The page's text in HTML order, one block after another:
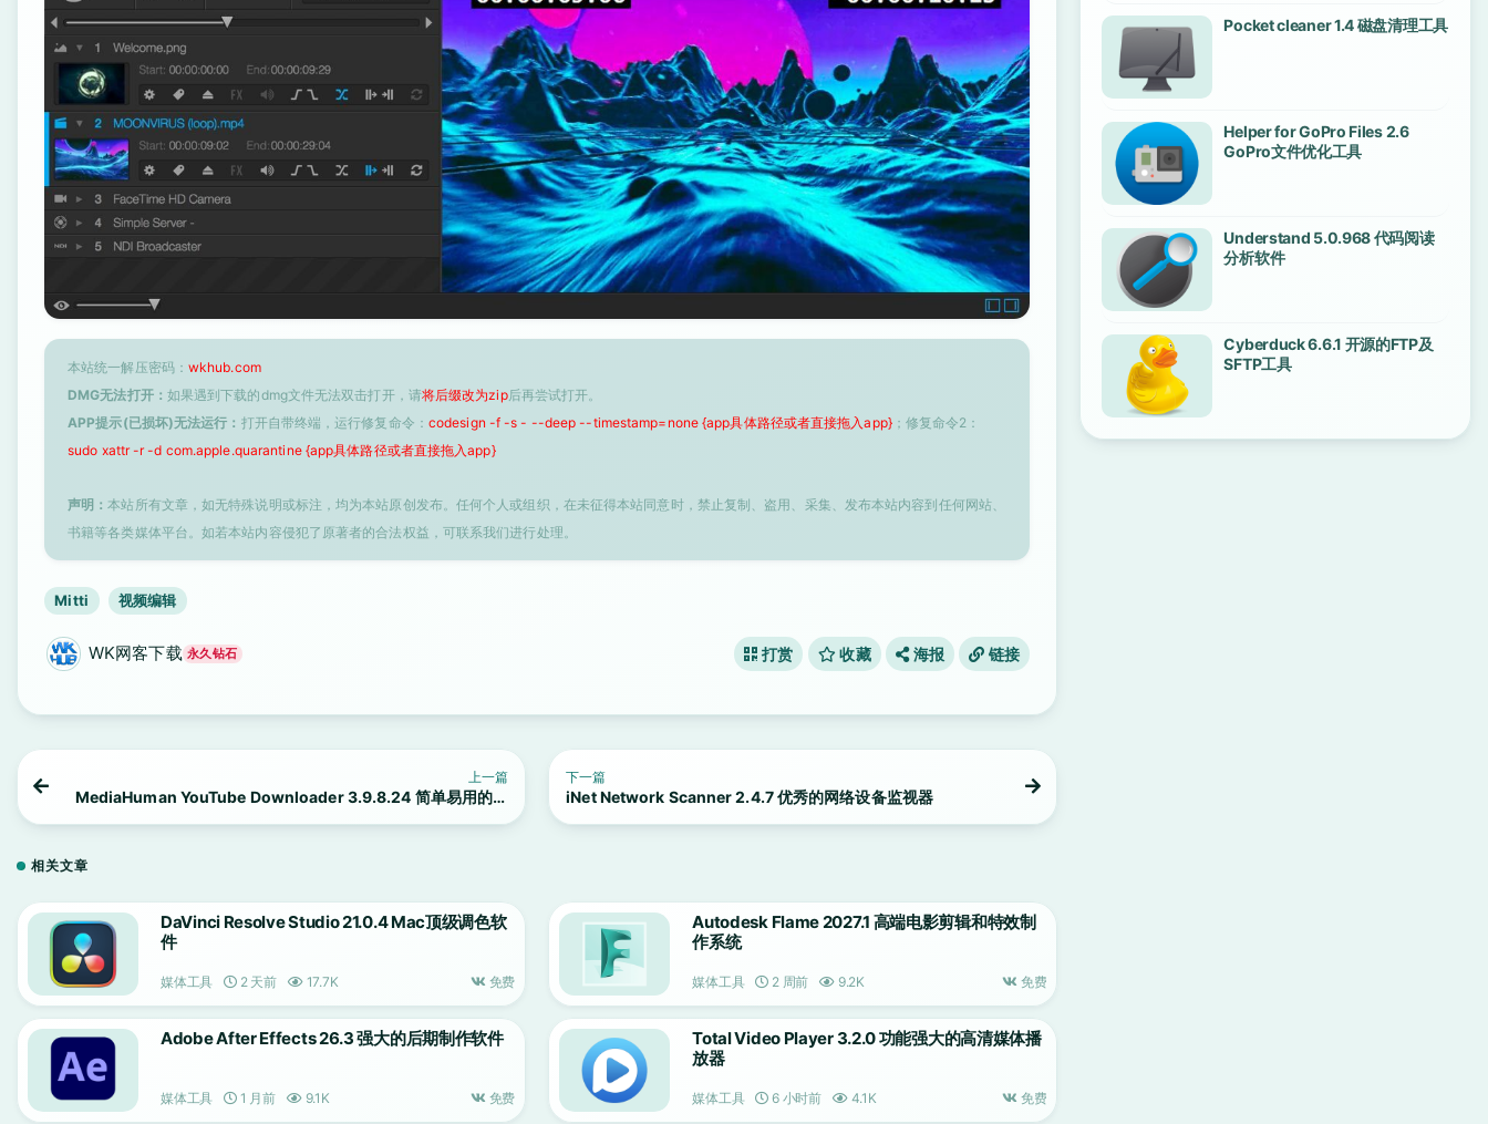
本站统一解压密码： wkhub.com
DMG无法打开： 如果遇到下载的dmg文件无法双击打开，请将后缀改为zip后再尝试打开。
APP提示(已损坏)无法运行： 打开自带终端，运行修复命令： codesign -f -s - --deep --timestamp=none {app具体路径或者直接拖入app}；修复命令2：
sudo xattr -r -d com.apple.quarantine {app具体路径或者直接拖入app}
声明：本站所有文章，如无特殊说明或标注，均为本站原创发布。任何个人或组织，在未征得本站同意时，禁止复制、盗用、采集、发布本站内容到任何网站、
书籍等各类媒体平台。如若本站内容侵犯了原著者的合法权益，可联系我们进行处理。
Mitti 视频编辑
WK网客下载 永久钻石 打赏 收藏 海报 链接
上一篇
MediaHuman YouTube Downloader 3.9.8.24 简单易用的油
下一篇
iNet Network Scanner 2.4.7 优秀的网络设备监视器
相关文章
DaVinci Resolve Studio 21.0.4 Mac顶级调色软
件
媒体工具 2 天前 17.7K 免费
Autodesk Flame 2027.1 高端电影剪辑和特效制
作系统
媒体工具 2 周前 9.2K 免费
Adobe After Effects 26.3 强大的后期制作软件
媒体工具 1 月前 9.1K 免费
Total Video Player 3.2.0 功能强大的高清媒体播
放器
媒体工具 6 小时前 4.1K 免费
Pocket cleaner 1.4 磁盘清理工具
Helper for GoPro Files 2.6
GoPro文件优化工具
Understand 5.0.968 代码阅读
分析软件
Cyberduck 6.6.1 开源的FTP及
SFTP工具